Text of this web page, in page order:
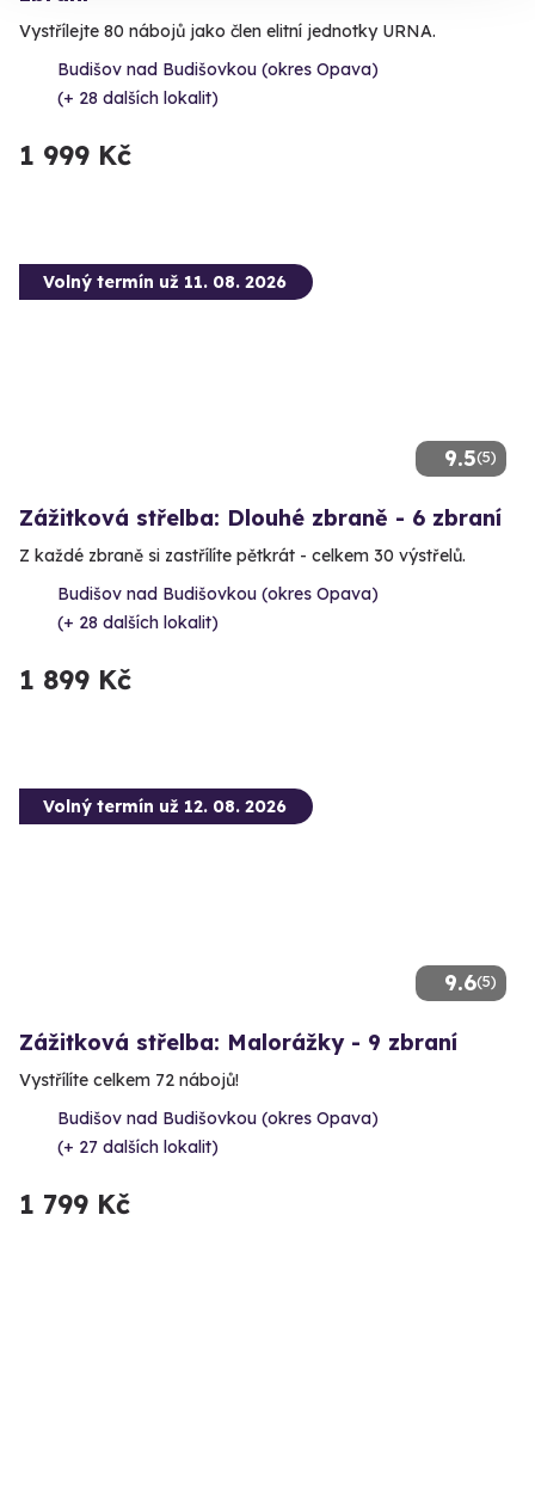
Vystřílejte 80 nábojů jako člen elitní jednotky URNA.
Budišov nad Budišovkou (okres Opava)
(+ 28 dalších lokalit)
1 999 Kč
9.5(5)
Volný termín už 11. 08. 2026
Zážitková střelba: Dlouhé zbraně - 6 zbraní
Z každé zbraně si zastřílíte pětkrát - celkem 30 výstřelů.
Budišov nad Budišovkou (okres Opava)
(+ 28 dalších lokalit)
1 899 Kč
9.6(5)
Volný termín už 12. 08. 2026
Zážitková střelba: Malorážky - 9 zbraní
Vystřílíte celkem 72 nábojů!
Budišov nad Budišovkou (okres Opava)
(+ 27 dalších lokalit)
1 799 Kč